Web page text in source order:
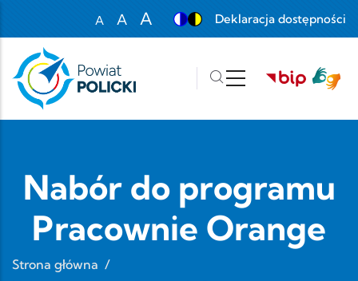
A
Set font size to 100%
A
A
Deklaracja dostępności
Nabór do programu
Pracownie Orange
Strona główna /